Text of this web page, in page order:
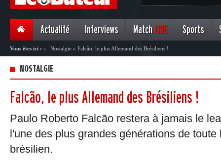
Actualité Interviews Match LIVE Sports
Vous êtes ici : » Nostalgie » Falcão, le plus Allemand des Brésiliens !
NOSTALGIE
Falcão, le plus Allemand des Brésiliens !
Paulo Roberto Falcão restera à jamais le
l'une des plus grandes générations de
brésilien.